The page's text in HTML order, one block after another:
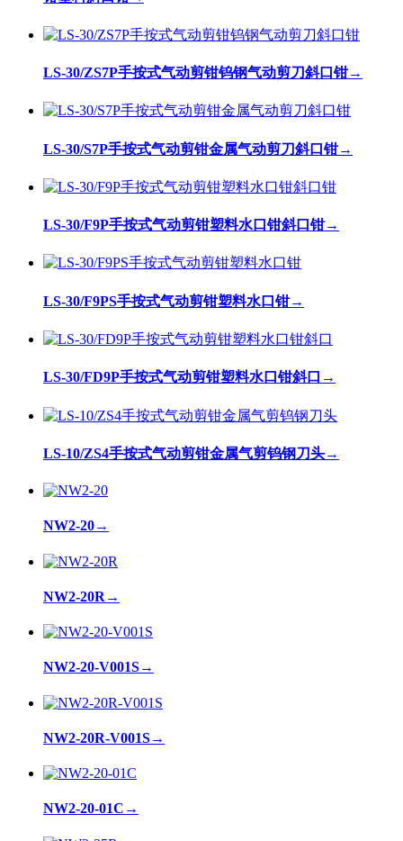
LS-30/ZS7P手按式气动剪钳钨钢气动剪刀斜口钳→
LS-30/S7P手按式气动剪钳金属气动剪刀斜口钳→
LS-30/F9P手按式气动剪钳塑料水口钳斜口钳→
LS-30/F9PS手按式气动剪钳塑料水口钳→
LS-30/FD9P手按式气动剪钳塑料水口钳斜口 →
LS-10/ZS4手按式气动剪钳金属气剪钨钢刀头→
NW2-20→
NW2-20R →
NW2-20-V001S→
NW2-20R-V001S→
NW2-20-01C →